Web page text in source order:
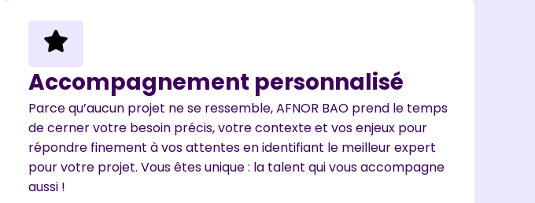
Accompagnement personnalisé
Parce qu’aucun projet ne se ressemble, AFNOR BAO prend le temps
de cerner votre besoin précis, votre contexte et vos enjeux pour
répondre finement à vos attentes en identifiant le meilleur expert
pour votre projet. Vous êtes unique : la talent qui vous accompagne
aussi !